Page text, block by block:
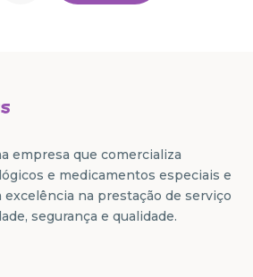
empresa que comercializa
e medicamentos especiais e
na prestação de serviço
segurança e qualidade.